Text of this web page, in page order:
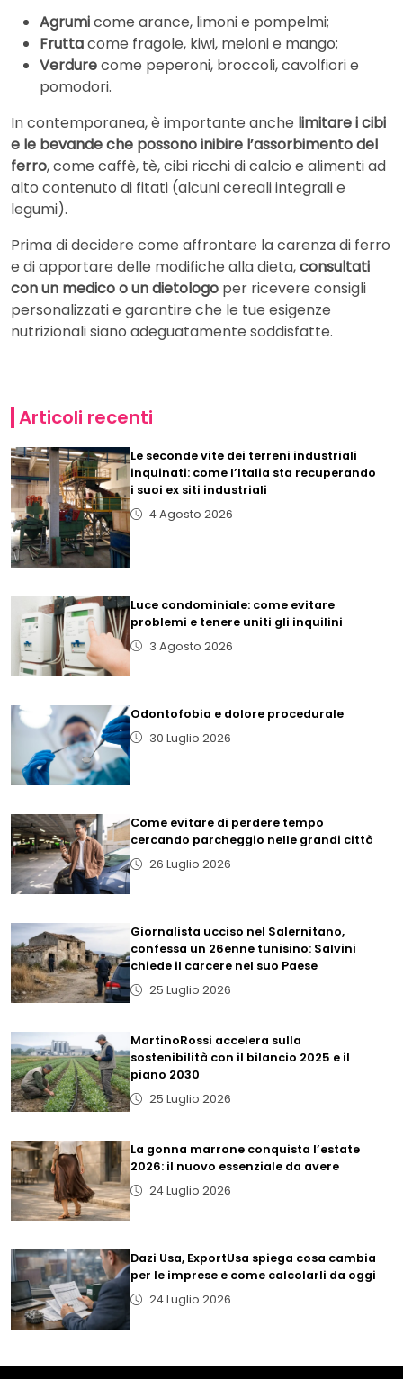
Agrumicome arance, limoni e pompelmi;
Fruttacome fragole, kiwi, meloni e mango;
Verdurecome peperoni, broccoli, cavolfiori e
pomodori.
In contemporanea, è importante anche limitare i cibi
e le bevande che possono inibire l’assorbimento del
ferro, come caffè, tè, cibi ricchi di calcio e alimenti ad
alto contenuto di fitati (alcuni cereali integrali e
legumi).
Prima di decidere come affrontare la carenza di ferro
e di apportare delle modifiche alla dieta,consultati
con un medico o un dietologo per ricevere consigli
personalizzati e garantire che le tue esigenze
nutrizionali siano adeguatamente soddisfatte.
Articoli recenti
Le seconde vite dei terreni industriali
inquinati: come l’Italia sta recuperando
i suoi ex siti industriali
4 Agosto 2026
Luce condominiale: come evitare
problemi e tenere uniti gli inquilini
3 Agosto 2026
Odontofobia e dolore procedurale
30 Luglio 2026
Come evitare di perdere tempo
cercando parcheggio nelle grandi città
26 Luglio 2026
Giornalista ucciso nel Salernitano,
confessa un 26enne tunisino: Salvini
chiede il carcere nel suo Paese
25 Luglio 2026
MartinoRossi accelera sulla
sostenibilità con il bilancio 2025 e il
piano 2030
25 Luglio 2026
La gonna marrone conquista l’estate
2026: il nuovo essenziale da avere
24 Luglio 2026
Dazi Usa, ExportUsa spiega cosa cambia
per le imprese e come calcolarli da oggi
24 Luglio 2026